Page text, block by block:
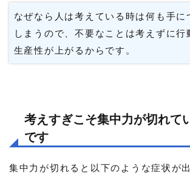
なぜなら人は考えている時は何も手に
しまうので、不要なことは考えずに行
生産性が上がるからです。
考えすぎこそ集中力が切れて
です
集中力が切れると以下のような症状が